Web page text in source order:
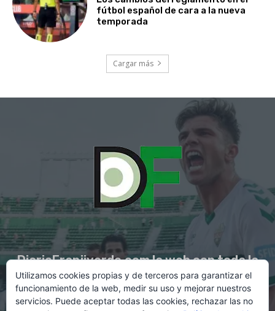
fútbol español de cara a la nueva
temporada
Cargar más
DiarioFranjiverde.com la web con toda la
información del Elche C.F.
Utilizamos cookies propias y de terceros para garantizar el
funcionamiento de la web, medir su uso y mejorar nuestros
servicios. Puede aceptar todas las cookies, rechazar las no